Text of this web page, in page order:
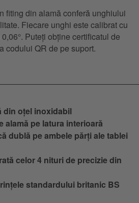
fiting din alamă conferă unghiului
Fiecare unghi este calibrat cu
Puteți obține certificatul de
codului QR de pe suport.
din oțel inoxidabil
alamă pe latura interioară
dublă pe ambele părți ale tablei
celor 4 nituri de precizie din
standardului britanic BS